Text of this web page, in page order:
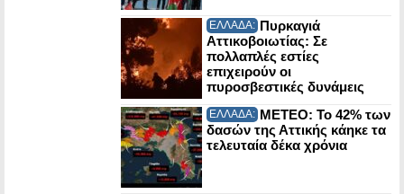
ΕΛΛΑΔΑ: Πυρκαγιά
Αττικοβοιωτίας: Σε
πολλαπλές εστίες
επιχειρούν οι
πυροσβεστικές δυνάμεις
ΕΛΛΑΔΑ: ΜΕΤΕΟ: Το 42% των
δασών της Αττικής κάηκε τα
τελευταία δέκα χρόνια